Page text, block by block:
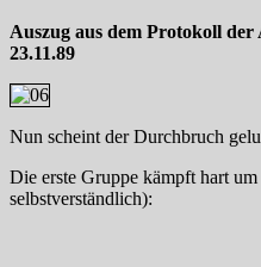
Auszug aus dem Protokoll
23.11.89
Nun scheint der Durchbruch
Die erste Gruppe kämpft hart
selbstverständlich):